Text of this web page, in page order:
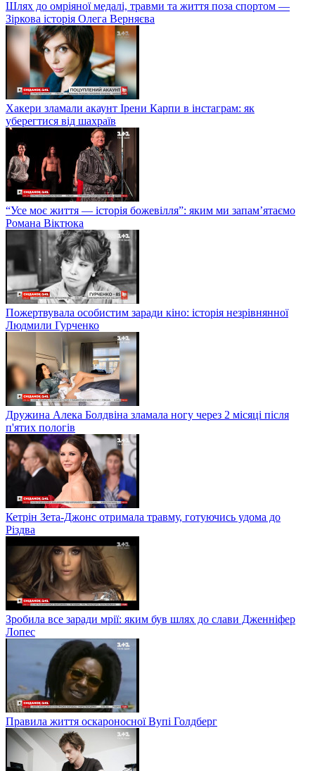
Шлях до омріяної медалі, травми та життя поза спортом —
Зіркова історія Олега Верняєва
Хакери зламали акаунт Ірени Карпи в інстаграм: як
уберегтися від шахраїв
“Усе моє життя — історія божевілля”: яким ми запам’ятаємо
Романа Віктюка
Пожертвувала особистим заради кіно: історія незрівнянної
Людмили Гурченко
Дружина Алека Болдвіна зламала ногу через 2 місяці після
п'ятих пологів
Кетрін Зета-Джонс отримала травму, готуючись удома до
Різдва
Зробила все заради мрії: яким був шлях до слави Дженніфер
Лопес
Правила життя оскароносної Вупі Голдберг